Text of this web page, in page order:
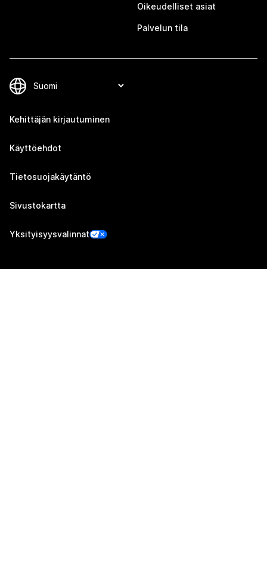
Oikeudelliset asiat
Palvelun tila
Kehittäjän kirjautuminen
Käyttöehdot
Tietosuojakäytäntö
Sivustokartta
Yksityisyysvalinnat